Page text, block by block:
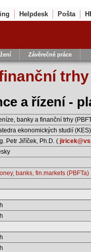
Helpdesk Pošta
Závěrečné práce
trhy
a řízení -
banky a finanční trhy
ekonomických studií (KES)
Petr Jiříček, Ph.D. (
banks, fin.markets (PBFTa)